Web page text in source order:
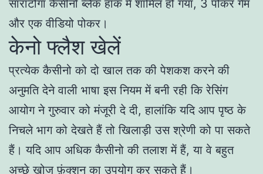
साराटोगा कैसीनो ब्लैक हॉक में शामिल हो गया, 3 पोकर गेम
और एक वीडियो पोकर।
केनो फ्लैश खेलें
प्रत्येक कैसीनो को दो खाल तक की पेशकश करने की
अनुमति देने वाली भाषा इस नियम में बनी रही कि रेसिंग
आयोग ने गुरुवार को मंजूरी दे दी, हालांकि यदि आप पृष्ठ के
निचले भाग को देखते हैं तो खिलाड़ी उस श्रेणी को पा सकते
हैं। यदि आप अधिक कैसीनो की तलाश में हैं, या वे बहुत
अच्छे खोज फ़ंक्शन का उपयोग कर सकते हैं।